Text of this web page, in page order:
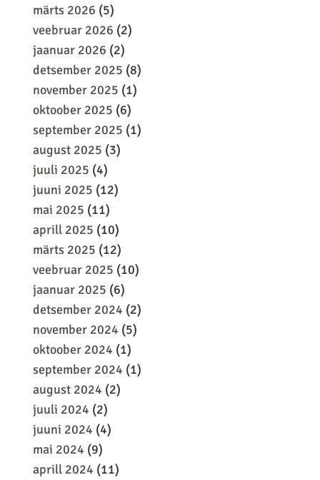
märts 2026 (5)
veebruar 2026 (2)
jaanuar 2026 (2)
detsember 2025 (8)
november 2025 (1)
oktoober 2025 (6)
september 2025 (1)
august 2025 (3)
juuli 2025 (4)
juuni 2025 (12)
mai 2025 (11)
aprill 2025 (10)
märts 2025 (12)
veebruar 2025 (10)
jaanuar 2025 (6)
detsember 2024 (2)
november 2024 (5)
oktoober 2024 (1)
september 2024 (1)
august 2024 (2)
juuli 2024 (2)
juuni 2024 (4)
mai 2024 (9)
aprill 2024 (11)